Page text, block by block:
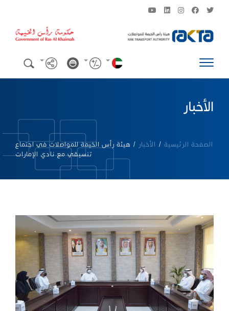
الأخبار
الصفحة الرئيسية / الأخبار / هيئة رأس الخيمة للمواصلات في اجتماع
تنسيقي مع نادي الإمارات